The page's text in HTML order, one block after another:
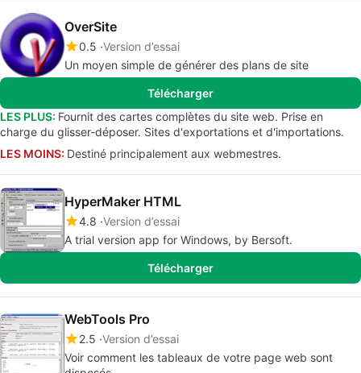
OverSite
0.5 Version d’essai
Un moyen simple de générer des plans de site
Télécharger
LES PLUS: Fournit des cartes complètes du site web. Prise en
charge du glisser-déposer. Sites d'exportations et d'importations.
LES MOINS: Destiné principalement aux webmestres.
HyperMaker HTML
4.8 Version d’essai
A trial version app for Windows, by Bersoft.
Télécharger
WebTools Pro
2.5 Version d’essai
Voir comment les tableaux de votre page web sont